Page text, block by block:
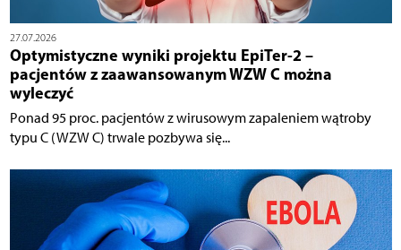
27.07.2026
Optymistyczne wyniki projektu EpiTer-2 –
pacjentów z zaawansowanym WZW C można
wyleczyć
Ponad 95 proc. pacjentów z wirusowym zapaleniem wątroby
typu C (WZW C) trwale pozbywa się...